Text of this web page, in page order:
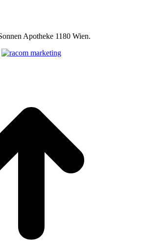
Apotheke 1180 Wien.